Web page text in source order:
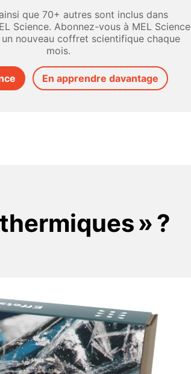
que 70+ autres sont inclus dans
Science. Abonnez-vous à MEL Science
nouveau coffret scientifique chaque
mois.
En apprendre davantage
» ?